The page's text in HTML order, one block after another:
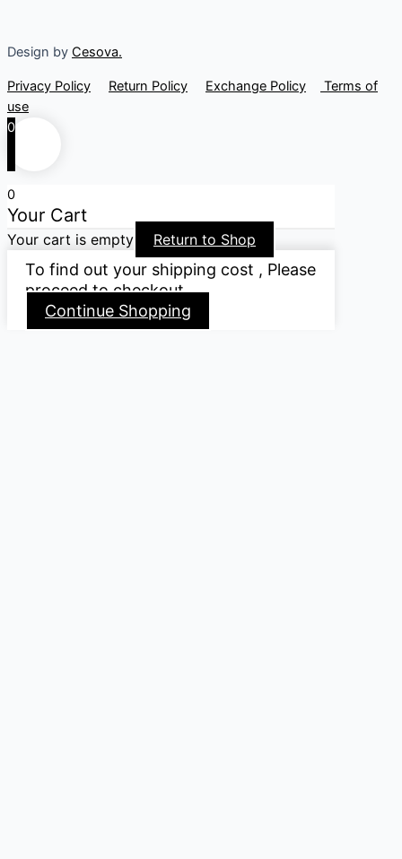
Design by Cesova.
Privacy Policy Return Policy Exchange Policy
Terms of
use
0
0
Your Cart
Your cart is empty Return to Shop
To find out your shipping cost , Please
proceed to checkout.
Continue Shopping